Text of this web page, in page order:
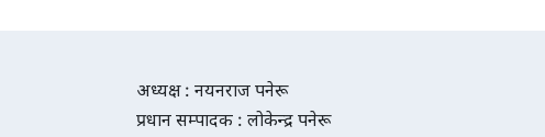
अध्यक्ष : नयनराज पनेरू
प्रधान सम्पादक : लोकेन्द्र पनेरू